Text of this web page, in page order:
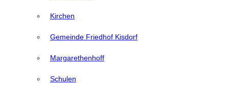
Kirchen
Gemeinde Friedhof Kisdorf
Margarethenhoff
Schulen